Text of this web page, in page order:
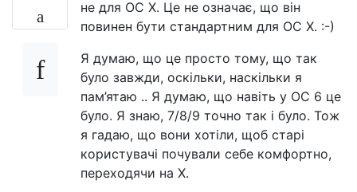
не для ОС X. Це не означає, що він
повинен бути стандартним для ОС X. :-)
Я думаю, що це просто тому, що так
було завжди, оскільки, наскільки я
пам’ятаю .. Я думаю, що навіть у ОС 6 це
було. Я знаю, 7/8/9 точно так і було. Тож
я гадаю, що вони хотіли, щоб старі
користувачі почували себе комфортно,
переходячи на X.